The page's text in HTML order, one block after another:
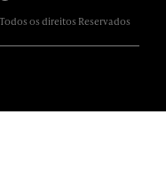
os direitos Reservados